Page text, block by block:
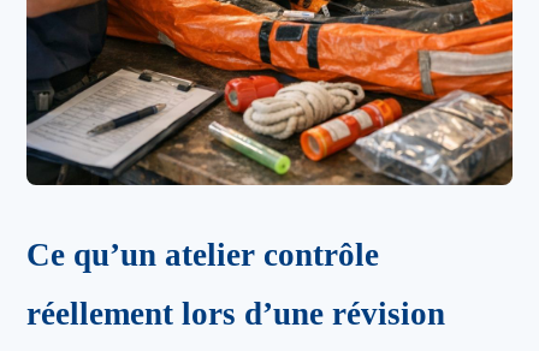
Ce qu’un atelier contrôle
réellement lors d’une révision